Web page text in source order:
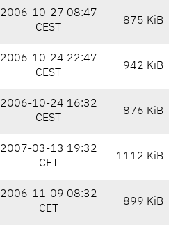
2006-10-27 08:47
CEST
875 KiB
2006-10-24 22:47
CEST
942 KiB
2006-10-24 16:32
CEST
876 KiB
2007-03-13 19:32
CET
1112 KiB
2006-11-09 08:32
CET
899 KiB